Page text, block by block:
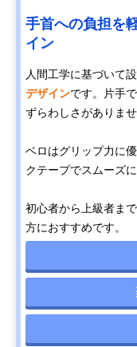
手首への負担を
イン
人間工学に基づいて設
デザインです。片手
ずらわしさがありませ
ベロはグリップ力に
クテープでスムーズ
初心者から上級者ま
方におすすめです。